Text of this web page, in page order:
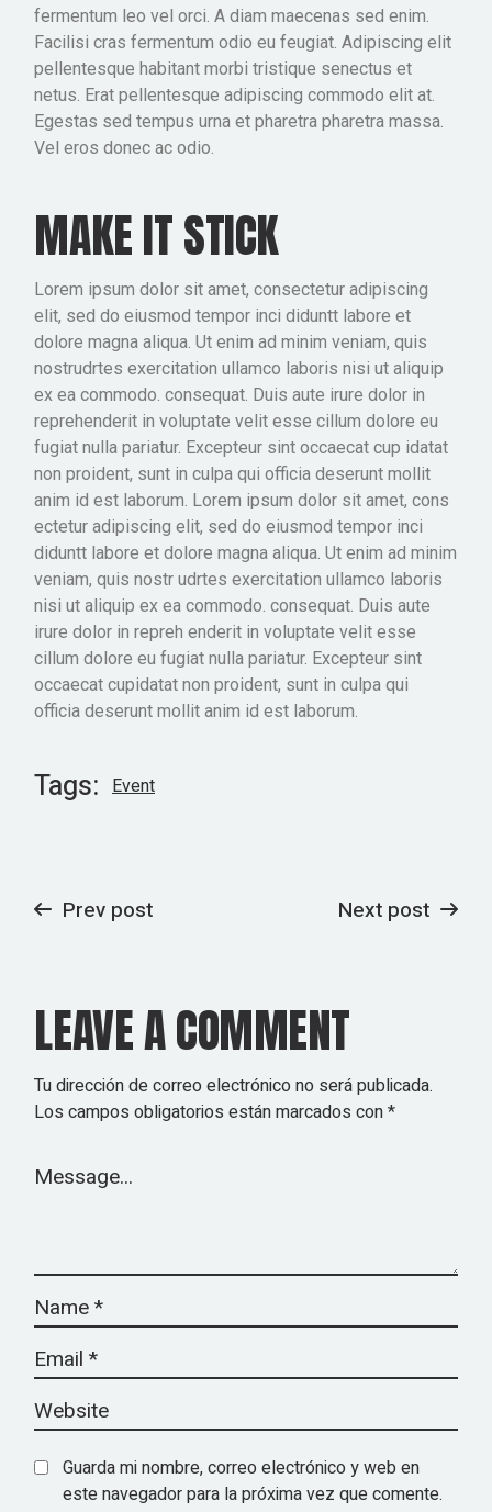
fermentum leo vel orci. A diam maecenas sed enim.
Facilisi cras fermentum odio eu feugiat. Adipiscing elit
pellentesque habitant morbi tristique senectus et
netus. Erat pellentesque adipiscing commodo elit at.
Egestas sed tempus urna et pharetra pharetra massa.
Vel eros donec ac odio.
MAKE IT STICK
Lorem ipsum dolor sit amet, consectetur adipiscing
elit, sed do eiusmod tempor inci diduntt labore et
dolore magna aliqua. Ut enim ad minim veniam, quis
nostrudrtes exercitation ullamco laboris nisi ut aliquip
ex ea commodo. consequat. Duis aute irure dolor in
reprehenderit in voluptate velit esse cillum dolore eu
fugiat nulla pariatur. Excepteur sint occaecat cup idatat
non proident, sunt in culpa qui officia deserunt mollit
anim id est laborum. Lorem ipsum dolor sit amet, cons
ectetur adipiscing elit, sed do eiusmod tempor inci
diduntt labore et dolore magna aliqua. Ut enim ad minim
veniam, quis nostr udrtes exercitation ullamco laboris
nisi ut aliquip ex ea commodo. consequat. Duis aute
irure dolor in repreh enderit in voluptate velit esse
cillum dolore eu fugiat nulla pariatur. Excepteur sint
occaecat cupidatat non proident, sunt in culpa qui
officia deserunt mollit anim id est laborum.
Tags: Event
Prev post Next post
LEAVE A COMMENT
Tu dirección de correo electrónico no será publicada.
Los campos obligatorios están marcados con*
Guarda mi nombre, correo electrónico y web en
este navegador para la próxima vez que comente.